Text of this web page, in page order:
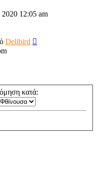
12:05 am
Delibird
κατά: